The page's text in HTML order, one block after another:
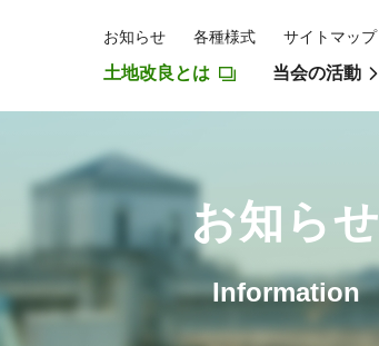
お知らせ 各種様式 サイトマップ
土地改良とは 当会の活動
お知らせ
Information